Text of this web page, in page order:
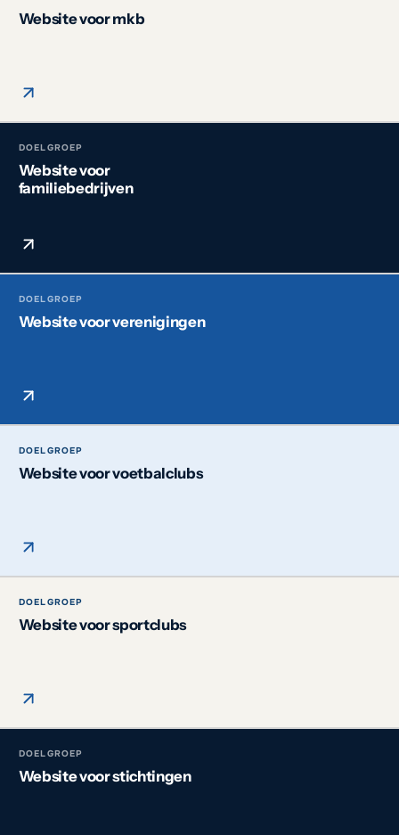
Website voor mkb
DOELGROEP
Website voor
familiebedrijven
DOELGROEP
Website voor verenigingen
DOELGROEP
Website voor voetbalclubs
DOELGROEP
Website voor sportclubs
DOELGROEP
Website voor stichtingen